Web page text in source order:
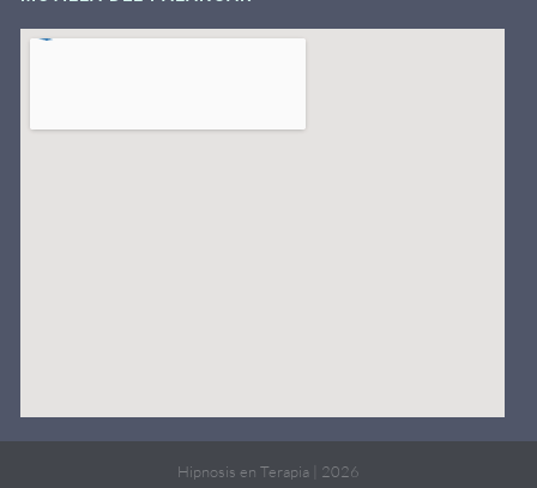
Hipnosis en Terapia | 2026